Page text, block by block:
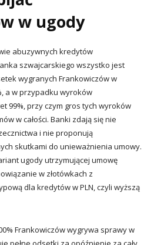
w ugody
abuzywnych kredytów
szwajcarskiego wszystko jest
wygranych Frankowiczów w
a w przypadku wyroków
99%, przy czym gros tych wyroków
w całości. Banki zdają się nie
i nie proponują
skutkami do unieważnienia umowy.
ugody utrzymującej umowę
w złotówkach z
dla kredytów w PLN, czyli wyższą
Frankowiczów wygrywa sprawy w